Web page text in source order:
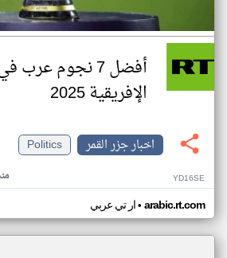
أفضل 7 نجوم
الإفريقية 2025
اخبار جزر القمر
Politics
منذ YD16SE
ار تي عربي• arabic.rt.com